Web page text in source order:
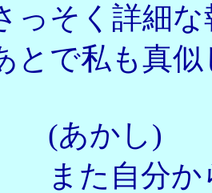
そく詳細な
で私も真似
かし)
た自分から